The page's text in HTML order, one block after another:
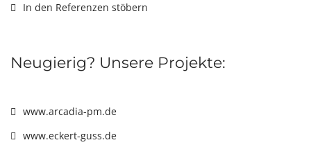
In den Referenzen stöbern
Neugierig? Unsere Projekte:
www.arcadia-pm.de
www.eckert-guss.de